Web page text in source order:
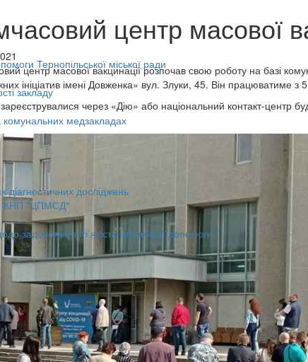
Тернопільської міської ради
закладу
медзакладах
досліджень
КНП "ЦПМСД"
задоволеності якістю медичної допомоги
центр масової
центр масової вакцинації розпочав свою роботу на базі
ініціатив імені Довженка» вул. Злуки, 45. Він працюватиме
зареєструвалися через «Дію» або національний контакт-центр